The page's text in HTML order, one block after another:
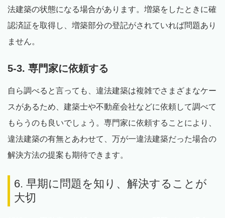
法建築の状態になる場合があります。増築をしたときに確
認済証を取得し、増築部分の登記がされていれば問題あり
ません。
5-3. 専門家に依頼する
自ら調べると言っても、違法建築は複雑でさまざまなケー
スがあるため、建築士や不動産会社などに依頼して調べて
もらうのも良いでしょう。専門家に依頼することにより、
違法建築の有無とあわせて、万が一違法建築だった場合の
解決方法の提案も期待できます。
6. 早期に問題を知り、解決することが
大切